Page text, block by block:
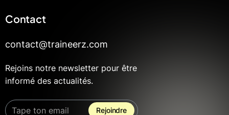
Contact
contact@traineerz.com
Rejoins notre newsletter pour être
informé des actualités.